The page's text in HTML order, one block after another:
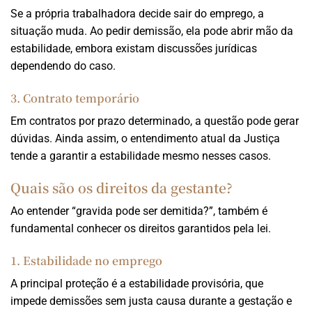
Se a própria trabalhadora decide sair do emprego, a
situação muda. Ao pedir demissão, ela pode abrir mão da
estabilidade, embora existam discussões jurídicas
dependendo do caso.
3. Contrato temporário
Em contratos por prazo determinado, a questão pode gerar
dúvidas. Ainda assim, o entendimento atual da Justiça
tende a garantir a estabilidade mesmo nesses casos.
Quais são os direitos da gestante?
Ao entender “gravida pode ser demitida?”, também é
fundamental conhecer os direitos garantidos pela lei.
1. Estabilidade no emprego
A principal proteção é a estabilidade provisória, que
impede demissões sem justa causa durante a gestação e